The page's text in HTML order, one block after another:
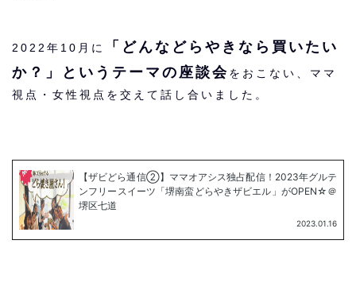
2022年10月に
「どんなどらやきなら買いたい
か？」というテーマの座談会をおこない、ママ
視点・女性視点を交えて話し合いました。